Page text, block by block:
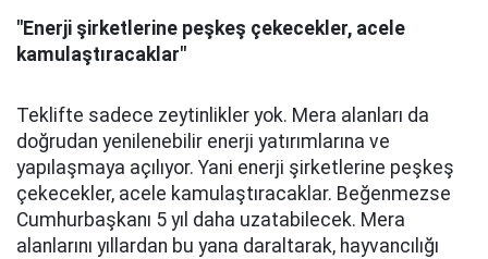
"Enerji şirketlerine peşkeş çekecekler, acele
kamulaştıracaklar"
Teklifte sadece zeytinlikler yok. Mera alanları da
doğrudan yenilenebilir enerji yatırımlarına ve
yapılaşmaya açılıyor. Yani enerji şirketlerine peşkeş
çekecekler, acele kamulaştıracaklar. Beğenmezse
Cumhurbaşkanı 5 yıl daha uzatabilecek. Mera
alanlarını yıllardan bu yana daraltarak, hayvancılığı